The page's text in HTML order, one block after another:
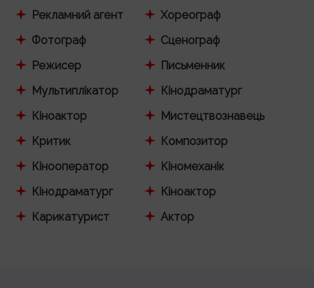
Рекламний агент
Хореограф
Фотограф
Сценограф
Режисер
Письменник
Мультиплікатор
Кінодраматург
Кіноактор
Мистецтвознавець
Критик
Композитор
Кінооператор
Кіномеханік
Кінодраматург
Кіноактор
Карикатурист
Актор